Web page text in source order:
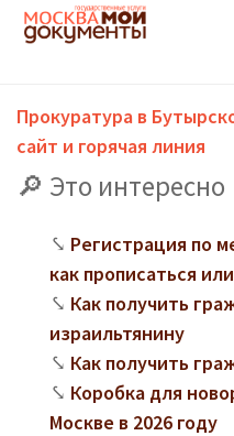
Прокуратура в
сайт и горячая линия
Это интересно
Регистрация по
как прописаться
Как получить
израильтянину
Как получить
Коробка для
Москве в 2026 году